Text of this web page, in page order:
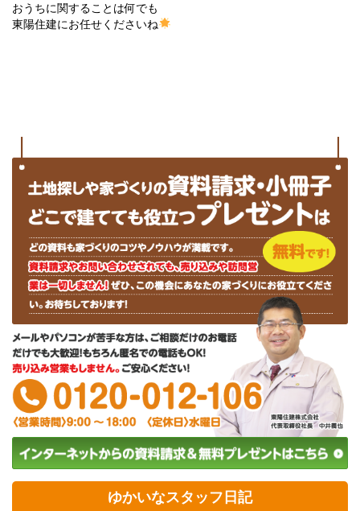
おうちに関することは何でも
東陽住建にお任せくださいね
ゆかいなスタッフ日記